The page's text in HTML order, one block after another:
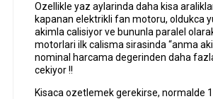
Ozellikle yaz aylarinda daha kisa
kapanan elektrikli fan motoru, oldukca
akimla calisiyor ve bununla paralel
motorlari ilk calisma sirasinda “anma
nominal harcama degerinden daha
cekiyor !!
Kisaca ozetlemek gerekirse, normalde